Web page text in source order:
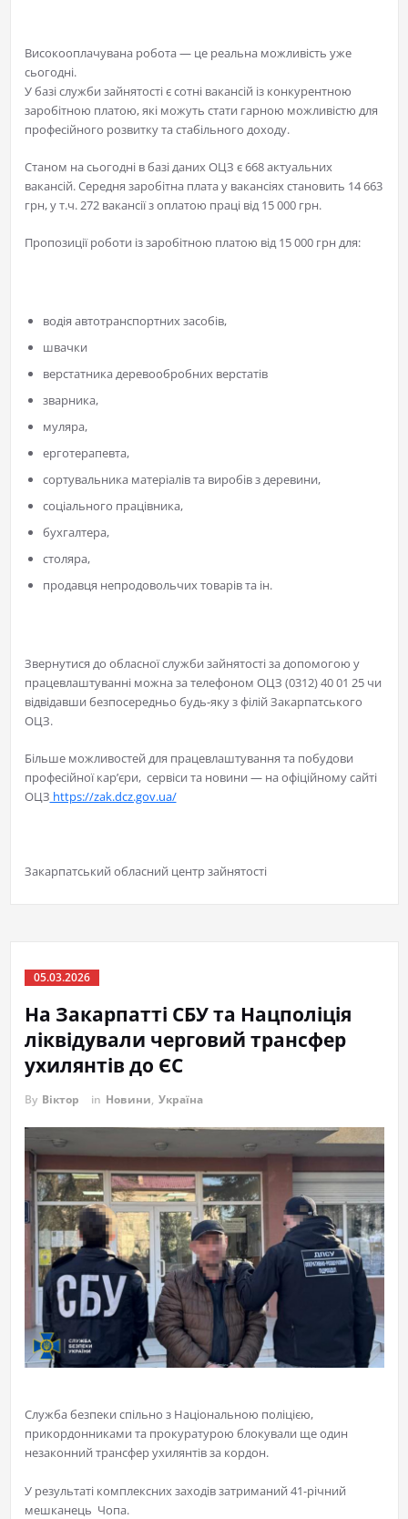
Високооплачувана робота — це реальна можливість уже
сьогодні.
У базі служби зайнятості є сотні вакансій із конкурентною
заробітною платою, які можуть стати гарною можливістю для
професійного розвитку та стабільного доходу.
Станом на сьогодні в базі даних ОЦЗ є 668 актуальних
вакансій. Середня заробітна плата у вакансіях становить 14 663
грн, у т.ч. 272 вакансії з оплатою праці від 15 000 грн.
Пропозиції роботи із заробітною платою від 15 000 грн для:
водія автотранспортних засобів,
швачки
верстатника деревообробних верстатів
зварника,
муляра,
ерготерапевта,
сортувальника матеріалів та виробів з деревини,
соціального працівника,
бухгалтера,
столяра,
продавця непродовольчих товарів та ін.
Звернутися до обласної служби зайнятості за допомогою у
працевлаштуванні можна за телефоном ОЦЗ (0312) 40 01 25 чи
відвідавши безпосередньо будь-яку з філій Закарпатського
ОЦЗ.
Більше можливостей для працевлаштування та побудови
професійної кар’єри, сервіси та новини — на офіційному сайті
ОЦЗ https://zak.dcz.gov.ua/
Закарпатський обласний центр зайнятості
05.03.2026
На Закарпатті СБУ та Нацполіція
ліквідували черговий трансфер
ухилянтів до ЄС
By Віктор in Новини, Україна
Служба безпеки спільно з Національною поліцією,
прикордонниками та прокуратурою блокували ще один
незаконний трансфер ухилянтів за кордон.
У результаті комплексних заходів затриманий 41-річний
мешканець Чопа.